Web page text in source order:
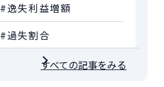
#逸失利益増額
#過失割合
すべての記事をみる